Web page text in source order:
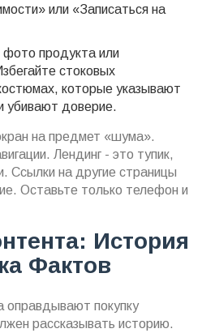
или «Записаться на
фото продукта или
стоковых
которые указывают
убивают доверие.
на предмет «шума».
Лендинг - это тупик,
Ссылки на другие страницы
Оставьте только телефон и
История
Фактов
оправдывают покупку
рассказывать историю.